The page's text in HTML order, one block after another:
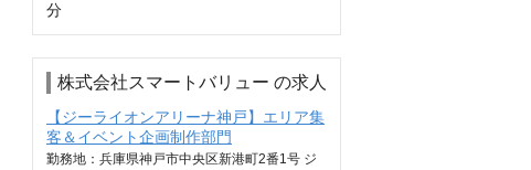
分
株式会社スマートバリュー の求人
【ジーライオンアリーナ神戸】エリア集
客＆イベント企画制作部門
勤務地：兵庫県神戸市中央区新港町2番1号 ジ